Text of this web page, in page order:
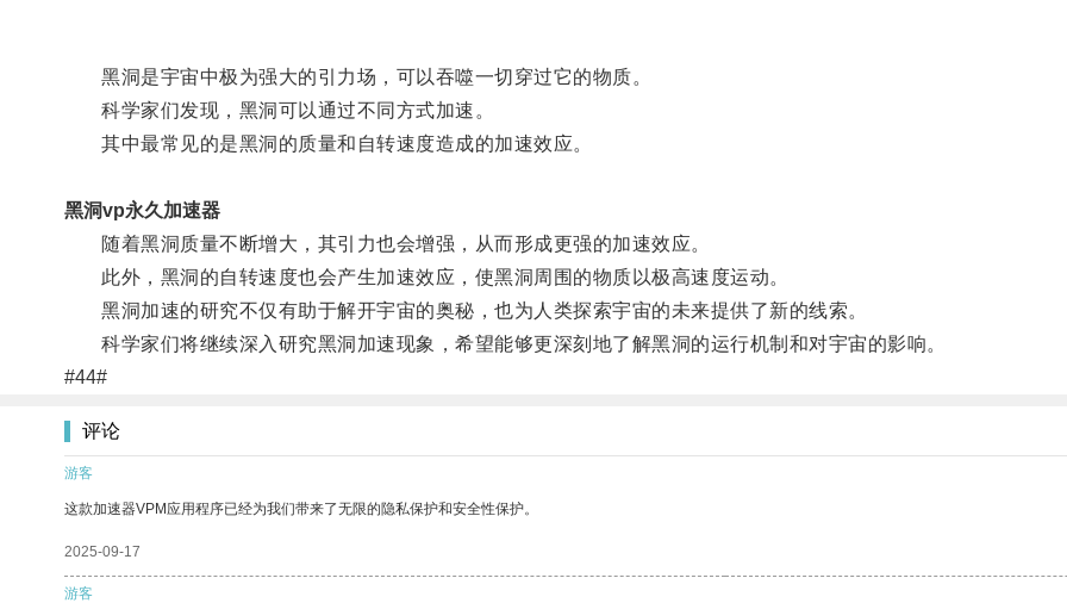
黑洞是宇宙中极为强大的引力场，可以吞噬一切穿过它的物质。
科学家们发现，黑洞可以通过不同方式加速。
其中最常见的是黑洞的质量和自转速度造成的加速效应。
黑洞vp永久加速器
随着黑洞质量不断增大，其引力也会增强，从而形成更强的加速效应。
此外，黑洞的自转速度也会产生加速效应，使黑洞周围的物质以极高速度运动。
黑洞加速的研究不仅有助于解开宇宙的奥秘，也为人类探索宇宙的未来提供了新的线索。
科学家们将继续深入研究黑洞加速现象，希望能够更深刻地了解黑洞的运行机制和对宇宙的影响。
#44#
评论
游客
这款加速器VPM应用程序已经为我们带来了无限的隐私保护和安全性保护。
2025-09-17
游客